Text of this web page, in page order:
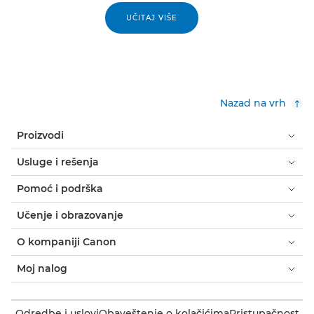
UČITAJ VIŠE
Nazad na vrh
Proizvodi
Usluge i rešenja
Pomoć i podrška
Učenje i obrazovanje
O kompaniji Canon
Moj nalog